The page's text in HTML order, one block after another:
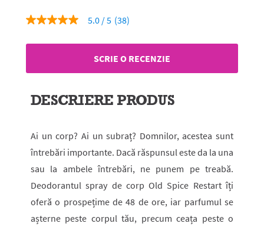
5.0
5
medie
Read
link
de
pagină.
5.0 (38)
SCRIE O RECENZIE
DESCRIERE PRODUS
Ai un corp? Ai un subraț? Domnilor, acestea sunt
întrebări importante. Dacă răspunsul este da la una
sau la ambele întrebări, ne punem pe treabă.
Deodorantul spray de corp Old Spice Restart îți
oferă o prospețime de 48 de ore, iar parfumul se
așterne peste corpul tău, precum ceața peste o